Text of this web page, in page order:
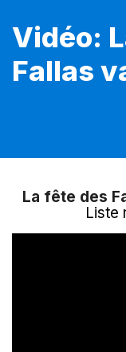
Vidéo:
Fallas
La fête des
Liste